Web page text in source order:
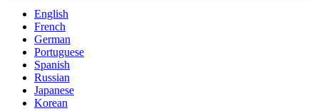
English
French
German
Portuguese
Spanish
Russian
Japanese
Korean